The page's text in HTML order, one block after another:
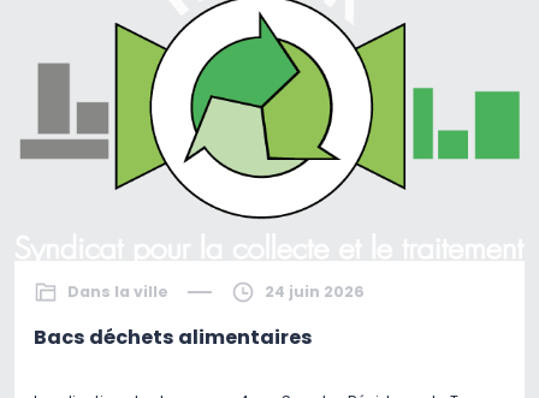
Dans la ville 24 juin 2026
Bacs déchets alimentaires